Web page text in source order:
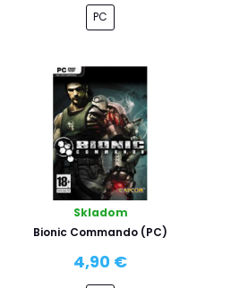
PC
Skladom
Bionic Commando (PC)
4,90 €